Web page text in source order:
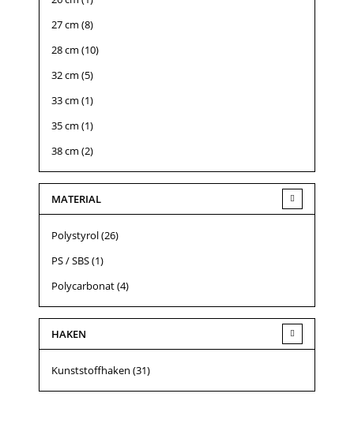
27 cm (8)
28 cm (10)
32 cm (5)
33 cm (1)
35 cm (1)
38 cm (2)
MATERIAL
Polystyrol(26)
PS / SBS(1)
Polycarbonat(4)
HAKEN
Kunststoffhaken (31)